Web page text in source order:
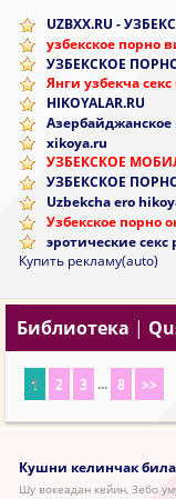
UZBXX.RU -
узбекское порно
УЗБЕКСКОЕ
Янги узбекча
HIKOYALAR.RU
xikoya.ru
УЗБЕКСКОЕ
УЗБЕКСКОЕ ПОРНО
Uzbekcha ero
Узбекское порно
эротические секс
Купить рекламу(auto)
Библиотека |
1 2 3 ... 8 >>
Кушни келинчак
Шу вокеадан кейин, Зебо